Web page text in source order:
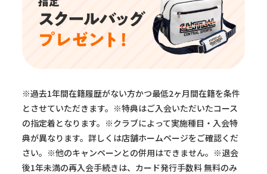
※過去1年間在籍履歴がない方かつ最低2ヶ月間在籍を条件
とさせていただきます。※特典はご入会いただいたコース
の指定着となります。※クラブによって実施種目・入会特
典が異なります。詳しくは店舗ホームページをご確認くだ
さい。※他のキャンペーンとの併用はできません。※退会
後1年未満の再入会手続きは、カード発行手数料 無料のみ